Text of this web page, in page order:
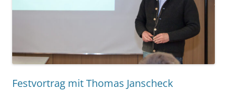
Festvortrag mit Thomas Janscheck